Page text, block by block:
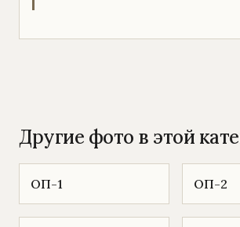
Другие фото в этой
ОП-1 ОП-2